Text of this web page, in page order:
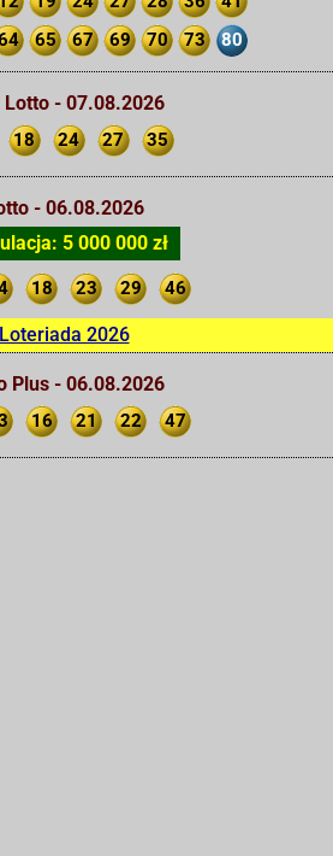
65 67 69 70 73 80
Lotto - 07.08.2026
18 24 27 35
- 06.08.2026
5 000 000 zł
18 23 29 46
Loteriada 2026
Plus - 06.08.2026
16 21 22 47